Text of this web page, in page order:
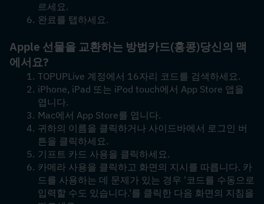
르세요.
완료를 탭하세요.
Apple 선물을 교환하는 방법카드(홍콩)당신의 맥
에서요?
TOPUPLive 계정에서 16자리 코드를 검색하세요.
iPhone, iPad 또는 iPod touch에서 App Store 앱을
엽니다.
Mac에서 App Store를 엽니다.
귀하의 이름을 클릭하거나 사이드바에서 로그인 버
튼을 클릭하세요.
기프트 카드 사용을 클릭하세요.
카메라 사용을 클릭하고 화면의 지시를 따릅니다. 카
드를 사용하는 데 문제가 있는 경우 '코드를 수동으로
입력할 수도 있습니다.'를 클릭한 다음 화면의 지침을